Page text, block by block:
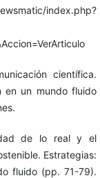
index.php?
científica.
en un mundo fluido
de lo real y el
Estrategias:
fluido (pp. 71-79).